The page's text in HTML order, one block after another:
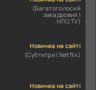
(Багатоголосий
закадровий |
НЛО.TV)
Новинка на сайті
(Субтитри | Netflix)
Новинка на сайті